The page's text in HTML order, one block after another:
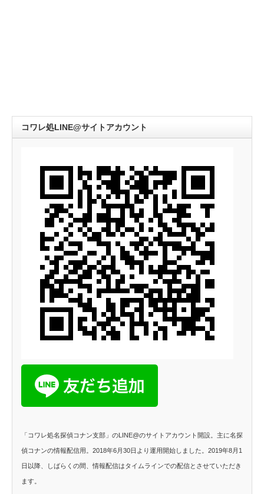
コワレ処LINE@サイトアカウント
「コワレ処名探偵コナン支部」のLINE@のサイトアカウント開設。主に名探
偵コナンの情報配信用。2018年6月30日より運用開始しました。2019年8月1
日以降、しばらくの間、情報配信はタイムラインでの配信とさせていただき
ます。